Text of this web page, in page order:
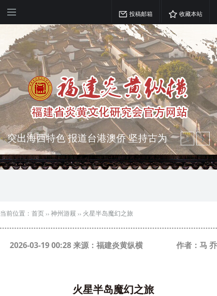
投稿邮箱 收藏本站
弘扬优秀文化 振奋民族精神 介绍民族
瑰宝 宣传中华精英
突出海西特色 报道台港澳侨 坚持古为
当前位置： 首页 ›› 神州游屐 ›› 火星半岛魔幻之旅
2026-03-19 00:28 来源：福建炎黄纵横 作者：马 乔
火星半岛魔幻之旅